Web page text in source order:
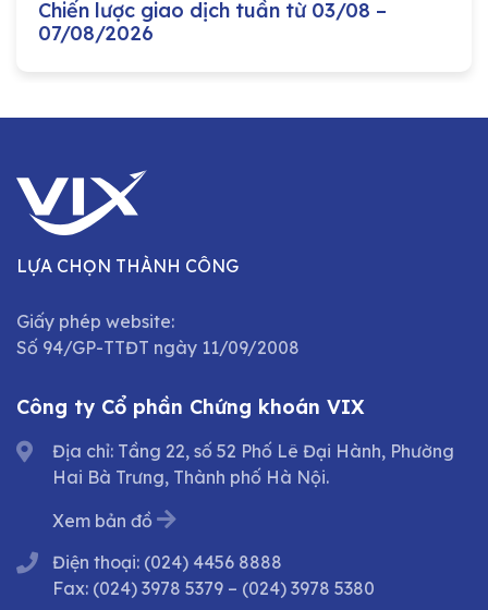
Chiến lược giao dịch tuần từ 03/08 –
07/08/2026
LỰA CHỌN THÀNH CÔNG
Giấy phép website:
Số 94/GP-TTĐT ngày 11/09/2008
Công ty Cổ phần Chứng khoán VIX
Địa chỉ: Tầng 22, số 52 Phố Lê Đại Hành, Phường
Hai Bà Trưng, Thành phố Hà Nội.
Xem bản đồ
Điện thoại: (024) 4456 8888
Fax: (024) 3978 5379 – (024) 3978 5380